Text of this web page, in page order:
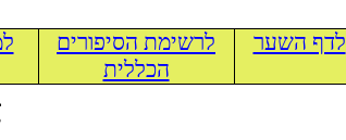
לדף השער
לרשימת הסיפורים
הכללית